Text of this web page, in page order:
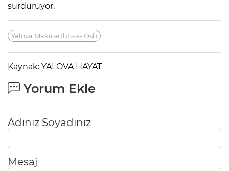
sürdürüyor.
Yalova Makine İhtisas Osb
Kaynak: YALOVA HAYAT
Yorum Ekle
Adınız Soyadınız
Mesaj